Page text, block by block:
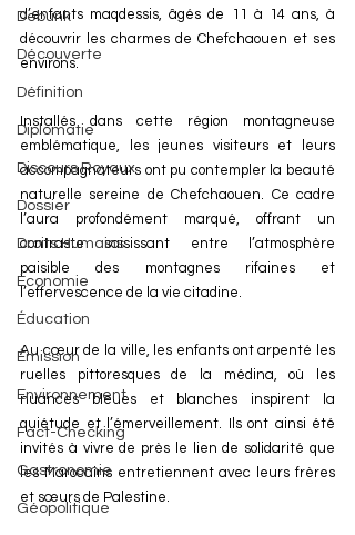
Debunk
Découverte
Définition
Diplomatie
Discours Royaux
Dossier
Droits Humains
Économie
Éducation
Émission
Environnement
Fact-Checking
Gastronomie
Géopolitique
d’enfants maqdessis, âgés de 11 à 14 ans, à
découvrir les charmes de Chefchaouen et ses
environs.
Installés dans cette région montagneuse
emblématique, les jeunes visiteurs et leurs
accompagnateurs ont pu contempler la beauté
naturelle sereine de Chefchaouen. Ce cadre
l’aura profondément marqué, offrant un
contraste saisissant entre l’atmosphère
paisible des montagnes rifaines et
l’effervescence de la vie citadine.
Au cœur de la ville, les enfants ont arpenté les
ruelles pittoresques de la médina, où les
nuances bleues et blanches inspirent la
quiétude et l’émerveillement. Ils ont ainsi été
invités à vivre de près le lien de solidarité que
les Marocains entretiennent avec leurs frères
et sœurs de Palestine.